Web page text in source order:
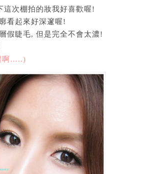
這次棚拍的妝我好喜歡喔!
看起來好深邃喔!
假睫毛, 但是完全不會太濃!
啊…..)